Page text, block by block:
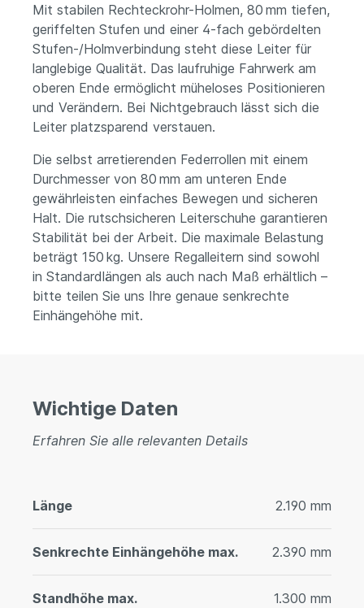
Mit stabilen Rechteckrohr-Holmen, 80 mm tiefen,
geriffelten Stufen und einer 4-fach gebördelten
Stufen-/Holmverbindung steht diese Leiter für
langlebige Qualität. Das laufruhige Fahrwerk am
oberen Ende ermöglicht müheloses Positionieren
und Verändern. Bei Nichtgebrauch lässt sich die
Leiter platzsparend verstauen.
Die selbst arretierenden Federrollen mit einem
Durchmesser von 80 mm am unteren Ende
gewährleisten einfaches Bewegen und sicheren
Halt. Die rutschsicheren Leiterschuhe garantieren
Stabilität bei der Arbeit. Die maximale Belastung
beträgt 150 kg. Unsere Regalleitern sind sowohl
in Standardlängen als auch nach Maß erhältlich –
bitte teilen Sie uns Ihre genaue senkrechte
Einhängehöhe mit.
Wichtige Daten
Erfahren Sie alle relevanten Details
Länge 2.190 mm
Senkrechte Einhängehöhe max. 2.390 mm
Standhöhe max. 1.300 mm